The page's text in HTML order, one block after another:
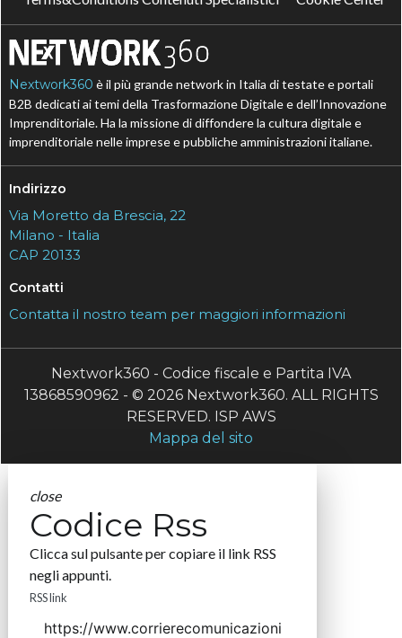
Nextwork360 è il più grande network in Italia di testate e portali
B2B dedicati ai temi della Trasformazione Digitale e dell’Innovazione
Imprenditoriale. Ha la missione di diffondere la cultura digitale e
imprenditoriale nelle imprese e pubbliche amministrazioni italiane.
Indirizzo
Via Moretto da Brescia, 22
Milano - Italia
CAP 20133
Contatti
Contatta il nostro team per maggiori informazioni
Nextwork360 - Codice fiscale e Partita IVA
13868590962 - © 2026 Nextwork360. ALL RIGHTS
RESERVED. ISP AWS
Mappa del sito
close
Codice Rss
Clicca sul pulsante per copiare il link RSS
negli appunti.
RSS link